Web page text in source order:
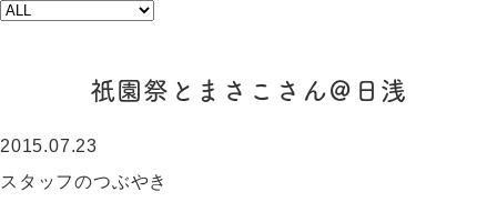
祇園祭とまさこさん＠日浅
2015.07.23
スタッフのつぶやき